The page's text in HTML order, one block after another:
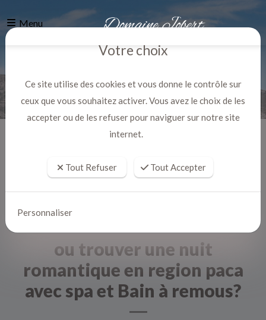
Menu
ou trouver une nuit
romantique en region paca
avec spa et Bain à remous?
Votre choix
Ce site utilise des cookies et vous donne le contrôle sur
ceux que vous souhaitez activer. Vous avez le choix de les
accepter ou de les refuser pour naviguer sur notre site
internet.
Tout Refuser Tout Accepter
Personnaliser